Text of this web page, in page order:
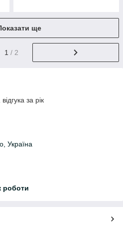
ще
1 / 2
за рік
Україна
роботи